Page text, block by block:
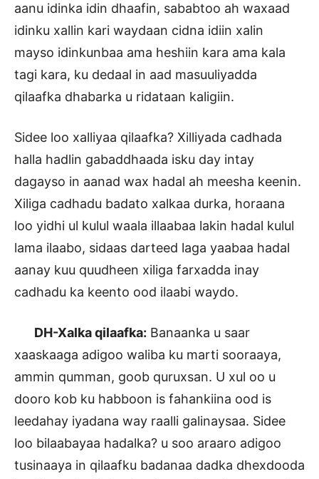
aanu idinka idin dhaafin, sababtoo ah waxaad
idinku xallin kari waydaan cidna idiin xalin
mayso idinkunbaa ama heshiin kara ama kala
tagi kara, ku dedaal in aad masuuliyadda
qilaafka dhabarka u ridataan kaligiin.
Sidee loo xalliyaa qilaafka? Xilliyada cadhada
halla hadlin gabaddhaada isku day intay
dagayso in aanad wax hadal ah meesha keenin.
Xiliga cadhadu badato xalkaa durka, horaana
loo yidhi ul kulul waala illaabaa lakin hadal kulul
lama ilaabo, sidaas darteed laga yaabaa hadal
aanay kuu quudheen xiliga farxadda inay
cadhadu ka keento ood ilaabi waydo.
DH-Xalka qilaafka: Banaanka u saar
xaaskaaga adigoo waliba ku marti sooraaya,
ammin qumman, goob quruxsan. U xul oo u
dooro kob ku habboon is fahankiina ood is
leedahay iyadana way raalli galinaysaa. Sidee
loo bilaabayaa hadalka? u soo araaro adigoo
tusinaaya in qilaafku badanaa dadka dhexdooda